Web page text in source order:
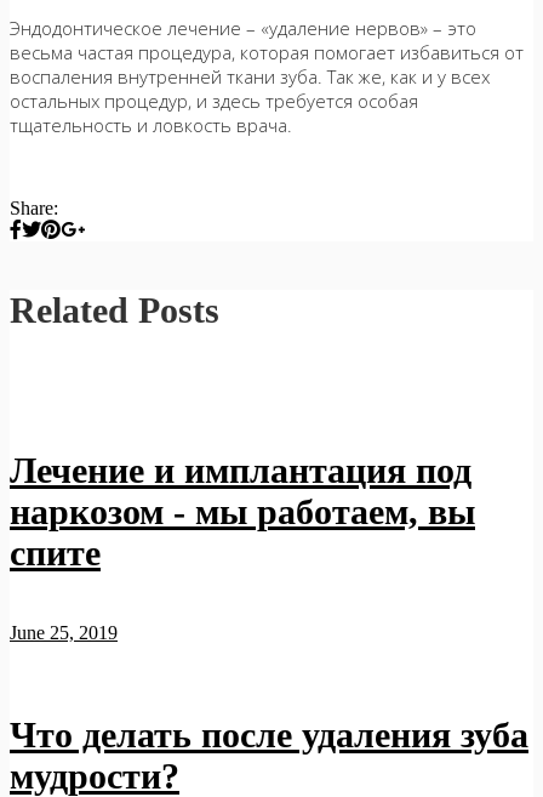
Эндодонтическое лечение – «удаление нервов» – это
весьма частая процедура, которая помогает избавиться от
воспаления внутренней ткани зуба. Так же, как и у всех
остальных процедур, и здесь требуется особая
тщательность и ловкость врача.
Share:
Related Posts
Лечение и имплантация под
наркозом - мы работаем, вы
спите
June 25, 2019
Что делать после удаления зуба
мудрости?